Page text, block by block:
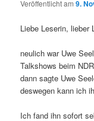
Veröffentlicht am9.
Liebe Leserin, lieber
neulich war Uwe
Talkshows beim
dann sagte Uwe
deswegen kann ich
Ich fand ihn sofort